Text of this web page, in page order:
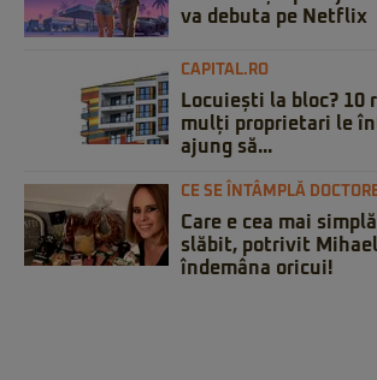
va debuta pe Netflix
CAPITAL.RO
Locuiești la bloc? 10
mulți proprietari le
ajung să...
CE SE ÎNTÂMPLĂ
Care e cea mai
slăbit, potrivit
îndemâna oricui!